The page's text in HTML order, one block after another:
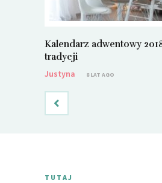
Kalendarz adwentowy
tradycji
Justyna
8 LAT AGO
TUTAJ